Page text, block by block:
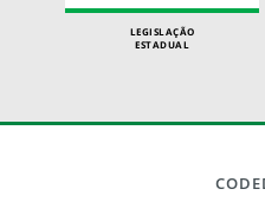
LEGISLAÇÃO
ESTADUAL